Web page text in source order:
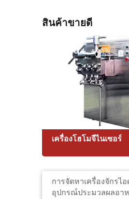
สินค้าขายดี
เครื่องโฮโมจีไนเซอร์
การจัดหาเครื่องจักรไ
อุปกรณ์ประมวลผลอา